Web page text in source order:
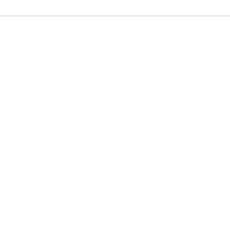
Gylis